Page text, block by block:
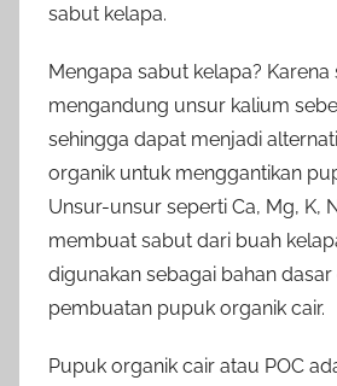
sabut kelapa.
Mengapa sabut kelapa? Karena
mengandung unsur kalium
sehingga dapat menjadi
organik untuk menggantikan
Unsur-unsur seperti Ca, Mg, K,
membuat sabut dari buah
digunakan sebagai bahan
pembuatan pupuk organik cair.
Pupuk organik cair atau POC